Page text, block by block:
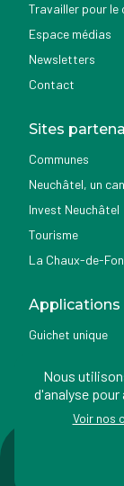
Travailler pour le
Espace médias
Newsletters
Contact
Sites
Communes
Neuchâtel, un
Invest Neuchâtel
Tourisme
La Chaux-de-
Applications
Guichet unique
Nemo news
Nous
d'analyse
Voir nos